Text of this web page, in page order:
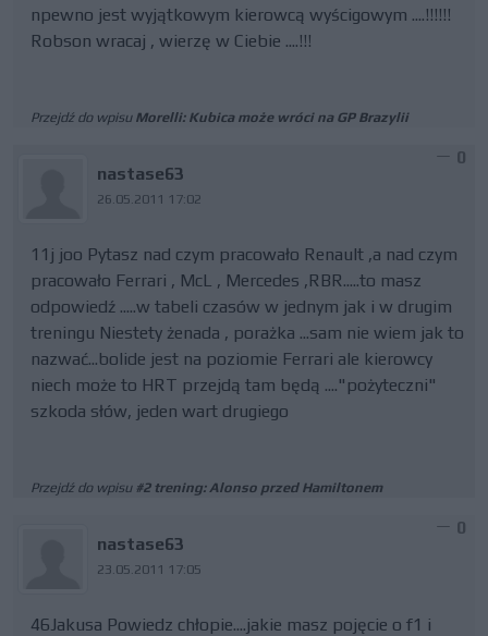
npewno jest wyjątkowym kierowcą wyścigowym ....!!!!!!
Robson wracaj , wierzę w Ciebie ....!!!
Przejdź do wpisu Morelli: Kubica może wróci na GP Brazylii
nastase63
26.05.2011 17:02
0
11j joo Pytasz nad czym pracowało Renault ,a nad czym
pracowało Ferrari , McL , Mercedes ,RBR.....to masz
odpowiedź .....w tabeli czasów w jednym jak i w drugim
treningu Niestety żenada , porażka ...sam nie wiem jak to
nazwać...bolide jest na poziomie Ferrari ale kierowcy
niech może to HRT przejdą tam będą ...."pożyteczni"
szkoda słów, jeden wart drugiego
Przejdź do wpisu #2 trening: Alonso przed Hamiltonem
nastase63
23.05.2011 17:05
0
46Jakusa Powiedz chłopie....jakie masz pojęcie o f1 i